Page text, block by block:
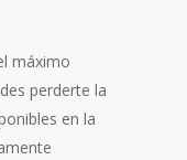
máximo
perderte la
en la